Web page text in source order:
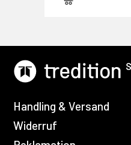
Handling & Versand
Widerruf